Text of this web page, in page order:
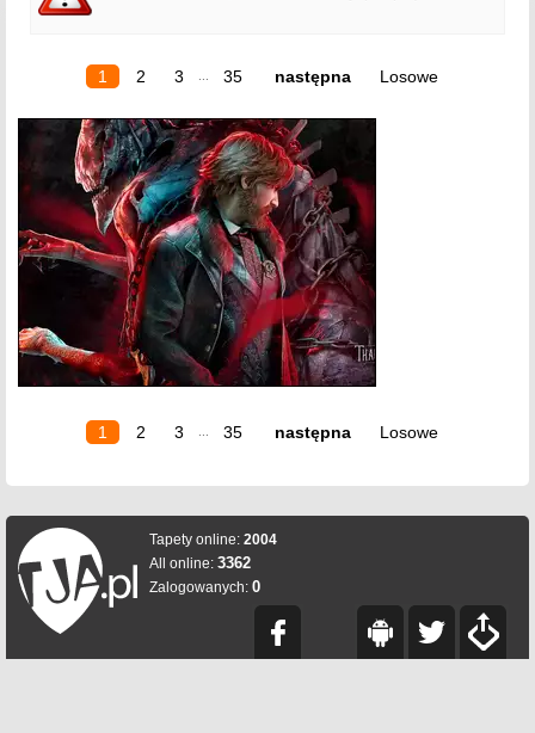
1 2 3 35 następna Losowe
1 2 3 35 następna Losowe
Tapety online: 2004
All online: 3362
Zalogowanych: 0